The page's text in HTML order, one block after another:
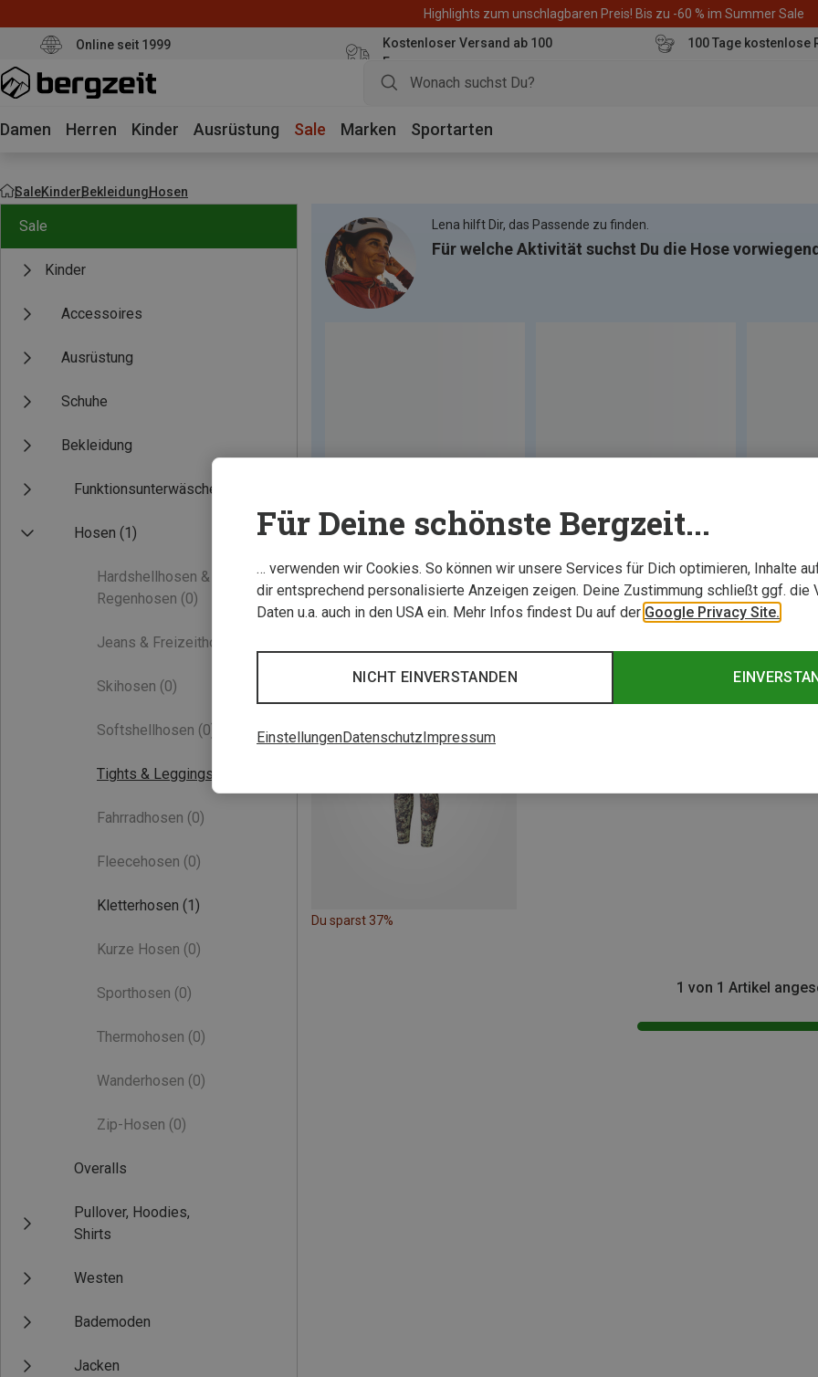
Highlights zum unschlagbaren Preis! Bis zu -60 % im Summer Sale
Online seit 1999
Kostenloser Versand ab 100
Euro
100 Tage kostenlose
Damen Herren Kinder Ausrüstung Sale Marken Sportarten
SaleKinderBekleidungHosen
Sale
Kinder
Accessoires
Ausrüstung
Schuhe
Bekleidung
Funktionsunterwäsche
Hosen (1)
Hardshellhosen &
Regenhosen (0)
Jeans & Freizeithosen
Skihosen (0)
Softshellhosen (0)
Tights & Leggings
Fahrradhosen (0)
Fleecehosen (0)
Kletterhosen (1)
Kurze Hosen (0)
Sporthosen (0)
Thermohosen (0)
Wanderhosen (0)
Zip-Hosen (0)
Overalls
Pullover, Hoodies,
Shirts
Westen
Bademoden
Jacken
Lena hilft Dir, das Passende zu finden.
Für welche Aktivität suchst Du die Hose
Du sparst 37%
1 von 1 Artikel
Für Deine schönste Bergzeit...
… verwenden wir Cookies. So können wir unsere Services für Dich optimieren, Inhalte
dir entsprechend personalisierte Anzeigen zeigen. Deine Zustimmung schließt ggf. die
Daten u.a. auch in den USA ein. Mehr Infos findest Du auf der Google Privacy Site.
NICHT EINVERSTANDEN
EinstellungenDatenschutzImpressum